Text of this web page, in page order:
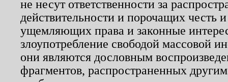
не несут ответственности за
действительности и порочащих честь
ущемляющих права и законные
злоупотребление свободой массовой
они являются дословным
фрагментов, распространенных